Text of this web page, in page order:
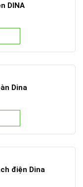
DINA
Dina
điện Dina